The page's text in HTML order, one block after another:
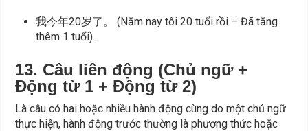
我今年20岁了。 (Năm nay tôi 20 tuổi rồi – Đã tăng
thêm 1 tuổi).
13. Câu liên động (Chủ ngữ +
Động từ 1 + Động từ 2)
Là câu có hai hoặc nhiều hành động cùng do một chủ ngữ
thực hiện, hành động trước thường là phương thức hoặc